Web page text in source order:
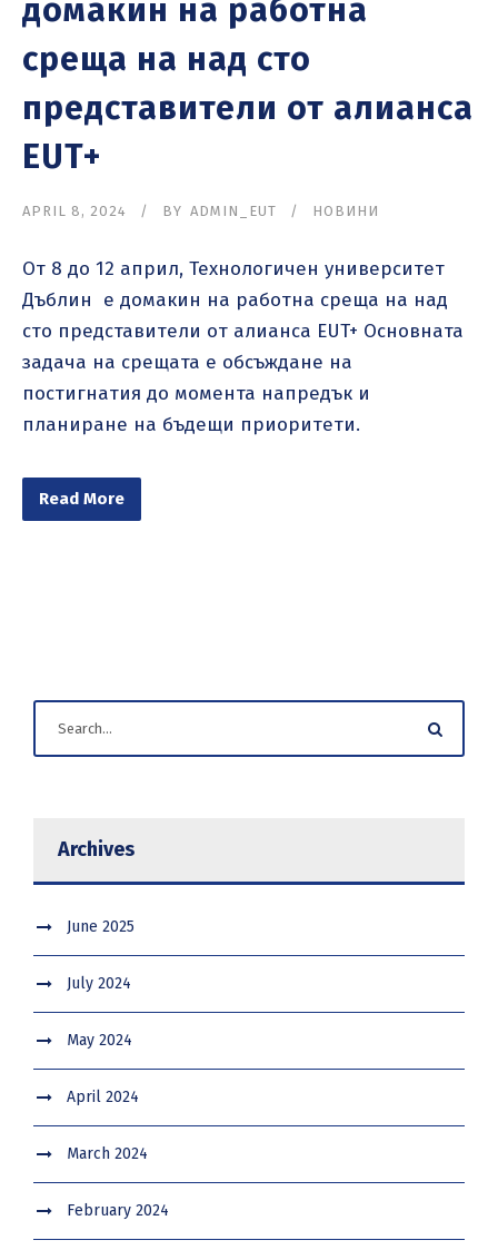
домакин на работна
среща на над сто
представители от алианса
EUT+
APRIL 8, 2024 BY ADMIN_EUT НОВИНИ
От 8 до 12 април, Технологичен университет
Дъблин e домакин на работна среща на над
сто представители от алианса EUT+ Основната
задача на срещата е обсъждане на
постигнатия до момента напредък и
планиране на бъдещи приоритети.
Read More
Archives
June 2025
July 2024
May 2024
April 2024
March 2024
February 2024